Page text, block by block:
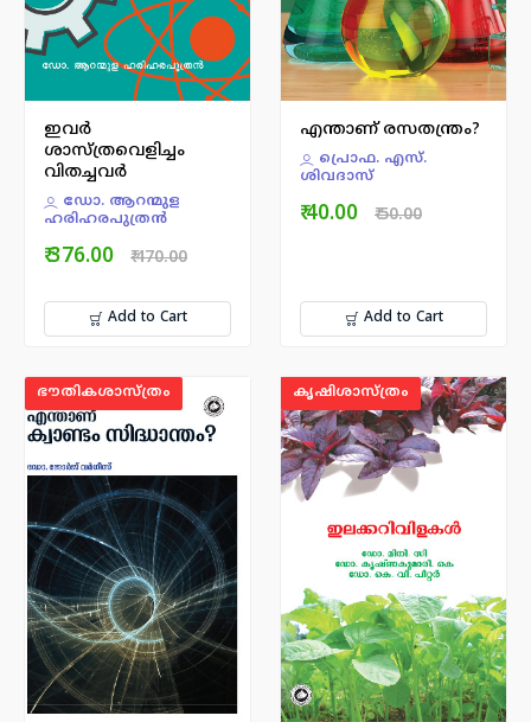
ഇവർ
ശാസ്ത്രവെളിച്ചം
വിതച്ചവർ
ഡോ. ആറന്മുള
ഹരിഹരപുത്രന്‍
₹ 376.00 ₹ 470.00
Add to Cart
എന്താണ് രസതന്ത്രം?
പ്രൊഫ. എസ്.
ശിവദാസ്
₹ 40.00 ₹ 50.00
Add to Cart
ഭൗതികശാസ്ത്രം കൃഷിശാസ്ത്രം